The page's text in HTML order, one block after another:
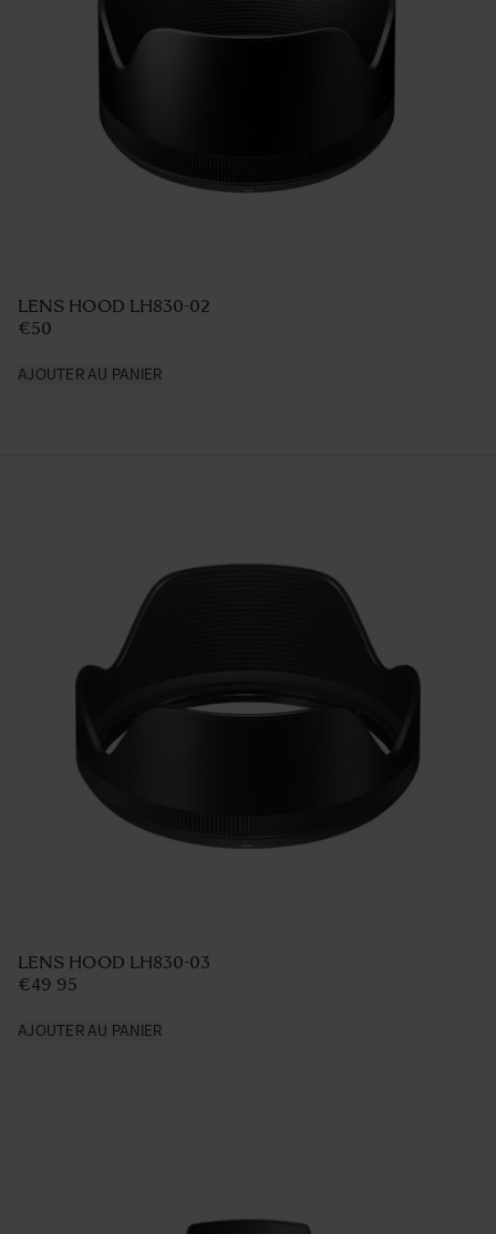
LENS HOOD LH708-01
€39
AJOUTER AU PANIER
LENS HOOD LH716-01
€39